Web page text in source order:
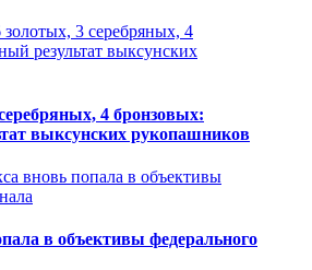
4 бронзовых:
выксунских рукопашников
в объективы федерального